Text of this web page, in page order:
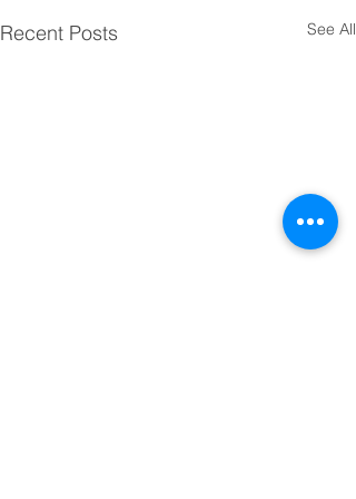
Recent Posts See All